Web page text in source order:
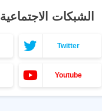
الشبكات الاجتماعية
Twitter
Youtube